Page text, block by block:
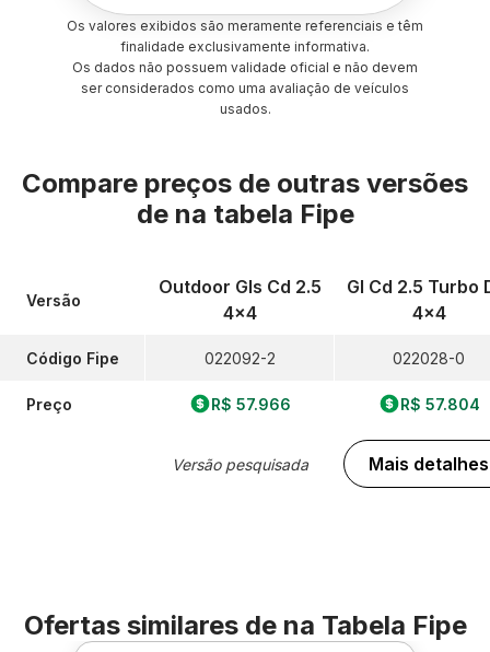
Os valores exibidos são meramente referenciais e têm
finalidade exclusivamente informativa.
Os dados não possuem validade oficial e não devem
ser considerados como uma avaliação de veículos
usados.
Compare preços de outras versões
de na tabela Fipe
Versão
Código Fipe
Preço
Outdoor Gls Cd 2.5
4x4
022092-2
R$ 57.966
Versão pesquisada
Gl Cd 2.5 Turbo
4x4
022028-0
R$ 57.804
Mais detalhes
Ofertas similares de na Tabela Fipe